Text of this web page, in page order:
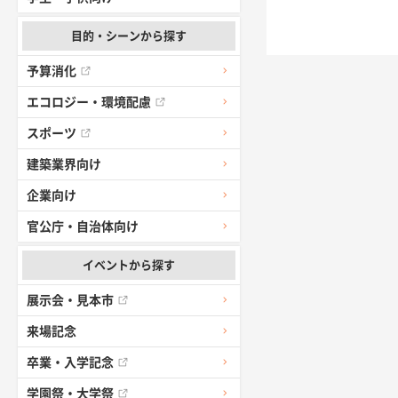
目的・シーンから探す
予算消化
エコロジー・環境配慮
スポーツ
建築業界向け
企業向け
官公庁・自治体向け
イベントから探す
展示会・見本市
来場記念
卒業・入学記念
学園祭・大学祭